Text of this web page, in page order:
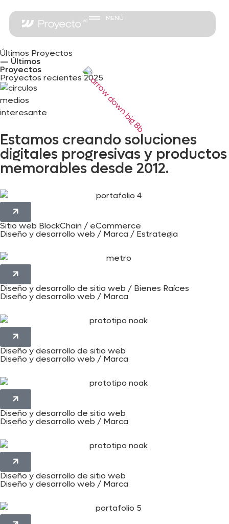
MENÚ
Últimos Proyectos
— Últimos
Proyectos
Proyectos recientes 2025
Estamos creando soluciones
digitales progresivas y productos
memorables desde 2012.
Sitio web BlockChain / eCommerce
Diseño y desarrollo web / Marca / Estrategia
Diseño y desarrollo de sitio web / Bienes Raíces
Diseño y desarrollo web / Marca
Diseño y desarrollo de sitio web
Diseño y desarrollo web / Marca
Diseño y desarrollo de sitio web
Diseño y desarrollo web / Marca
Diseño y desarrollo de sitio web
Diseño y desarrollo web / Marca